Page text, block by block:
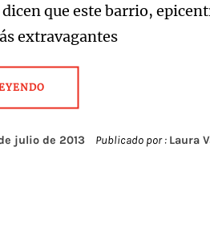
que este barrio,
extravagantes
julio de 2013 Publicado por : Laura